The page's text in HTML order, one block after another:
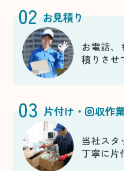
02 お見積り
お電話、
積りさせ
03 片付け・回収作
当社スタ
丁寧に片